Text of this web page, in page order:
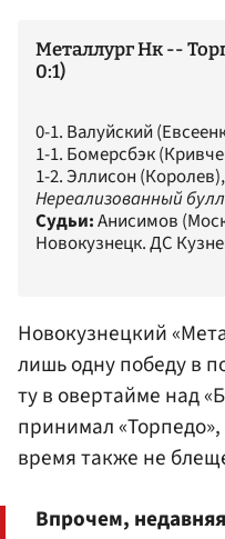
Металлург Нк --
0:1)
0-1. Валуйский
1-1. Бомерсбэк
1-2. Эллисон
Нереализованный
Судьи:Анисимов
Новокузнецк. ДС
Новокузнецкий
лишь одну победу в
ту в овертайме над
принимал
время также не
Впрочем,